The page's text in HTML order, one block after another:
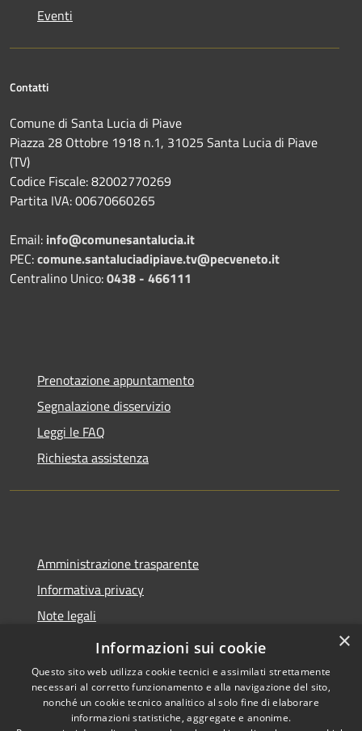
Eventi
Contatti
Comune di Santa Lucia di Piave
Piazza 28 Ottobre 1918 n.1, 31025 Santa Lucia di Piave
(TV)
Codice Fiscale: 82002770269
Partita IVA: 00670660265
Email: info@comunesantalucia.it
PEC:comune.santaluciadipiave.tv@pecveneto.it
Centralino Unico:0438 - 466111
Prenotazione appuntamento
Segnalazione disservizio
Leggi le FAQ
Richiesta assistenza
Amministrazione trasparente
Informativa privacy
Note legali
Dichiarazione di accessibilità
Copyright © 2026 • Comune di
×
Informazioni sui cookie
Questo sito web utilizza cookie tecnici e assimilati strettamente
necessari al corretto funzionamento e alla navigazione del sito,
nonché un cookie tecnico analitico al solo fine di elaborare
informazioni statistiche, aggregate e anonime.